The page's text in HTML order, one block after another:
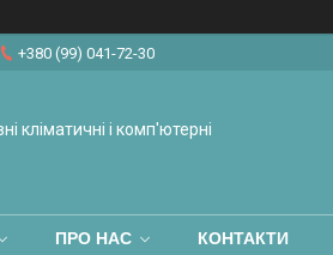
+380 (99) 041-72-30
кліматичні і комп'ютерні
ПРО НАС КОНТАКТИ